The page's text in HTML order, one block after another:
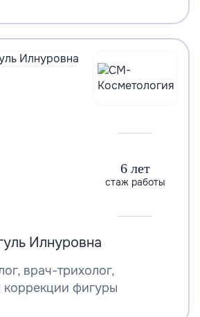
6 лет
стаж работы
Илнуровна
врач-трихолог,
коррекции фигуры